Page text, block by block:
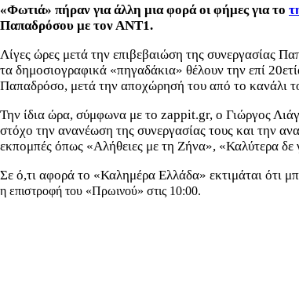
«Φωτιά» πήραν για άλλη μια φορά οι φήμες για το
Παπαδρόσου με τον ΑΝΤ1.
Λίγες ώρες μετά την επιβεβαιώση της συνεργασίας
τα δημοσιογραφικά «πηγαδάκια» θέλουν την επί
Παπαδρόσο, μετά την αποχώρησή του από το κανάλι
Την ίδια ώρα, σύμφωνα με το zappit.gr, ο Γιώργος
στόχο την ανανέωση της συνεργασίας τους και την
εκπομπές όπως «Αλήθειες με τη Ζήνα», «Καλύτερα δε
Σε ό,τι αφορά το «Καλημέρα Ελλάδα» εκτιμάται ότι
η επιστροφή του «Πρωινού» στις 10:00.